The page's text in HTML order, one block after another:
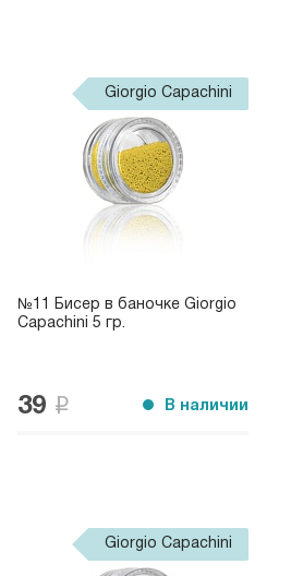
Giorgio Capachini
№11 Бисер в баночке Giorgio
Capachini 5 гр.
39 В наличии
Giorgio Capachini